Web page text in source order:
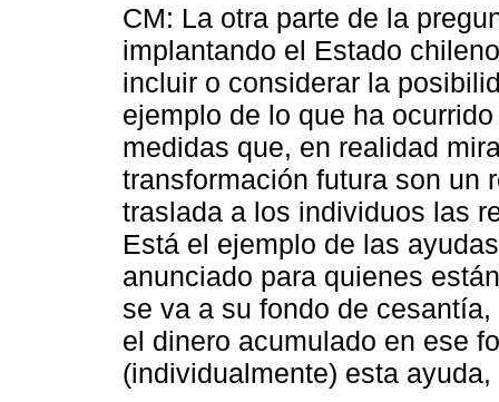
CM: La otra parte de la
implantando el Estado
incluir o considerar la
ejemplo de lo que ha
medidas que, en realidad
transformación futura son un
traslada a los individuos las
Está el ejemplo de las
anunciado para quienes
se va a su fondo de
el dinero acumulado en ese
(individualmente) esta ayuda,